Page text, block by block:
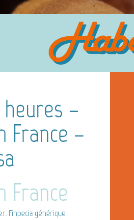
–
France –
France
Finpecia générique